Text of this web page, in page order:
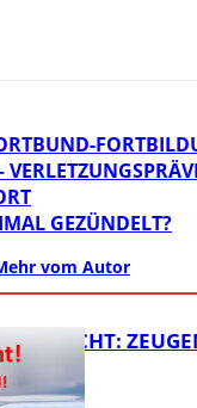
GEZÜNDELT?
vom Autor